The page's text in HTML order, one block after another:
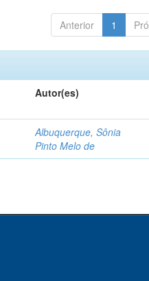
Anterior 1
Autor(es)
Albuquerque, Sônia
Pinto Melo de